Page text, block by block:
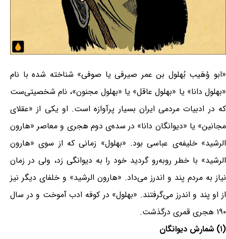
«ابو وُهَیب بُهلول بن عمر صیرفی یا صوفی» شناخته شده با نام
«بهلول دانا» یا «بهلول عاقل» یا «بهلول مجنون»، نام شخصیتی‌ست
که در ادبیات مردمی ایران بسیار پرآوازه است. او یکی از «عقلای
مجانین» یا «دیوانگان دانا» در سده‌ی دوم هجری و معاصر «هارون
الرشید» خلیفه‌ی عباسی بود. «بهلول» زمانی که از سوی «هارون
الرشید» با خطر روبه‌رو گردید خود را به دیوانگی زد، ولی در زمان
نیاز به مردم پند و اندرز می‌داد. «هارون الرشید» و خلفای دیگر نیز
از او پند و اندرز می‌گرفتند. «بهلول» در کوفه ادب آموخت و در سال
۱۹۰ هجری قمری درگذشت.
(۱) شمارش دیوانگان